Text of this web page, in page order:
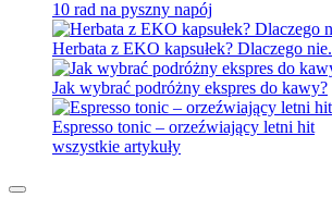
10 rad na pyszny napój
Herbata z EKO kapsułek? Dlaczego nie.
Jak wybrać podróżny ekspres do kawy?
Espresso tonic – orzeźwiający letni hit
wszystkie artykuły